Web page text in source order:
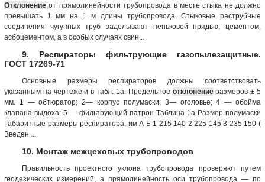
Отклонение от прямолинейности трубопровода в месте стыка не должно
превышать 1 мм на 1 м длины трубопровода. Стыковые раструбные
соединения чугунных труб заделывают пеньковой прядью, цементом,
асбоцементом, а в особых случаях свин...
9. Респираторы фильтрующие газопылезащитные.
ГОСТ 17269-71
Основные размеры респираторов должны соответствовать
указанным на чертеже и в табл. 1а. Предельнoe отклонениеразмеров ± 5
мм. 1 — обтюратор; 2— корпус полумаски; 3— оголовье; 4 — обойма
клапана выдоха; 5 — фильтрующий патрон Tаблица 1а Размер полумаски
Габаритные размеры респиратора, им А Б 1 215 140 2 225 145 3 235 150 (
Введен ...
10. Монтаж межцеховых трубопроводов
Правильность проектного уклона трубопровода проверяют путем
геодезических измерений, а прямолинейность оси трубопровода — по